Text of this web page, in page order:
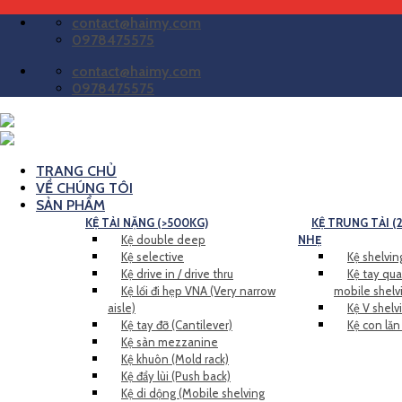
dung
contact@haimy.com
0978475575
contact@haimy.com
0978475575
TRANG CHỦ
VỀ CHÚNG TÔI
SẢN PHẨM
KỆ TẢI NẶNG (>500KG)
Kệ double deep
Kệ selective
Kệ drive in / drive thru
Kệ lối đi hẹp VNA (Very narrow
aisle)
Kệ tay đỡ (Cantilever)
Kệ sàn mezzanine
Kệ khuôn (Mold rack)
Kệ đẩy lùi (Push back)
Kệ di dộng (Mobile shelving
KỆ TRUNG TẢI
NHẸ
Kệ
Kệ tay
mobile
Kệ V
Kệ con